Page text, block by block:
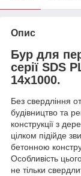
Опис
Бур для
серії SDS
14х1000.
Без свердління
будівництво та
конструкції з
цілком підійде
бетонною
Особливість
не тільки